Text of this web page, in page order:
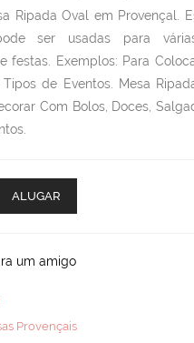
Ripada Oval em Provençal.
ser usadas para
festas. Exemplos: Para
de Eventos. Mesa
Com Bolos, Doces,
ALUGAR
um amigo
Provençais